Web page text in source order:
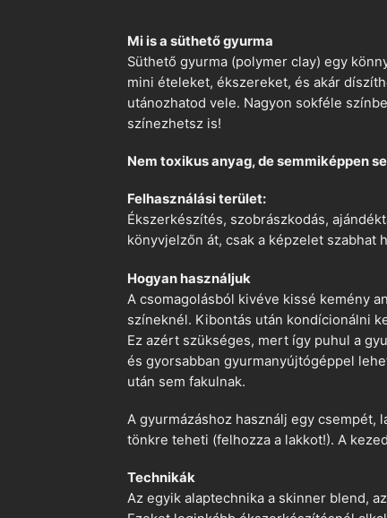
Mi is a süthető gyurma
Süthető gyurma (polymer clay) egy
mini ételeket, ékszereket, és akár
utánozhatod vele. Nagyon sokféle
színezhetsz is!
Nem toxikus anyag, de semmiképpen
Felhasználási terület:
Ékszerkészítés, szobrászkodás,
könyvjelzőn át, csak a képzelet szabhat
Hogyan használjuk
A csomagolásból kivéve kissé kemény
színeknél. Kibontás után kondícionálni
Ez azért szükséges, mert így puhul a
és gyorsabban gyurmanyújtógéppel
után sem fakulnak.
A gyurmázáshoz használj egy csempét,
tönkre teheti (felhozza a lakkot!). A
Technikák
Az egyik alaptechnika a skinner blend,